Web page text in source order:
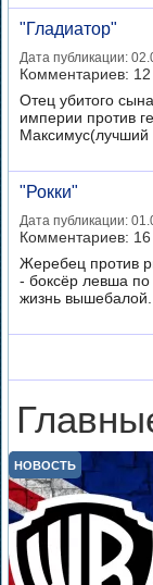
"Гладиатор"
Дата публикации:
Комментариев: 12
Отец убитого
империи против
Максимус(лучший
"Рокки"
Дата публикации:
Комментариев: 16
Жеребец против
- боксёр левша
жизнь вышебалой.
НОВОСТЬ